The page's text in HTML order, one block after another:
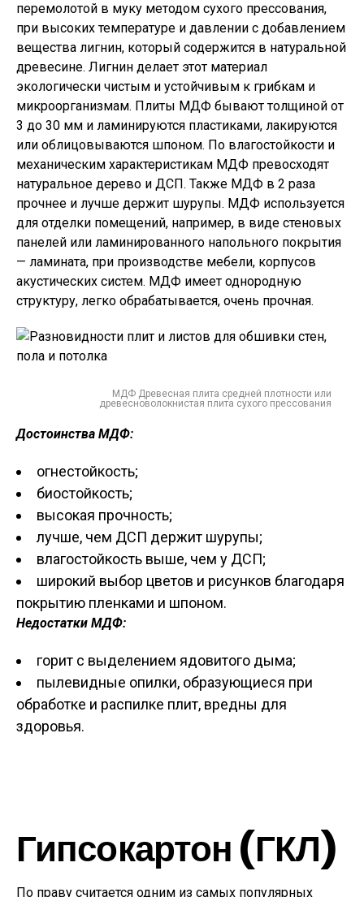
перемолотой в муку методом сухого прессования,
при высоких температуре и давлении с добавлением
вещества лигнин, который содержится в натуральной
древесине. Лигнин делает этот материал
экологически чистым и устойчивым к грибкам и
микроорганизмам. Плиты МДФ бывают толщиной от
3 до 30 мм и ламинируются пластиками, лакируются
или облицовываются шпоном. По влагостойкости и
механическим характеристикам МДФ превосходят
натуральное дерево и ДСП. Также МДФ в 2 раза
прочнее и лучше держит шурупы. МДФ используется
для отделки помещений, например, в виде стеновых
панелей или ламинированного напольного покрытия
— ламината, при производстве мебели, корпусов
акустических систем. МДФ имеет однородную
структуру, легко обрабатывается, очень прочная.
МДФ Древесная плита средней плотности или
древесноволокнистая плита сухого прессования
Достоинства МДФ:
огнестойкость;
биостойкость;
высокая прочность;
лучше, чем ДСП держит шурупы;
влагостойкость выше, чем у ДСП;
широкий выбор цветов и рисунков благодаря
покрытию пленками и шпоном.
Недостатки МДФ:
горит с выделением ядовитого дыма;
пылевидные опилки, образующиеся при
обработке и распилке плит, вредны для
здоровья.
Гипсокартон (ГКЛ)
По праву считается одним из самых популярных